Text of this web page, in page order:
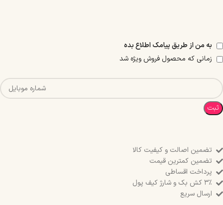
به من از طریق پیامک اطلاع بده
زمانی که محصول فروش ویژه شد
ثبت
تضمین اصالت و کیفیت کالا
تضمین کمترین قیمت
پرداخت اقساطی
۳٪ کش بک و شارژ کیف پول
ارسال سریع